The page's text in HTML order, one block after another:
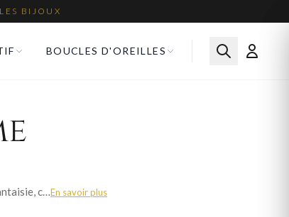
BIJOUX
BOUCLES D'OREILLES
Le saphir pare nos pendentifs femme d'un bleu royal d'une rare intensité. Solitaires, gouttes ou motifs fantaisie, chaque pendentif saphir est monté en or ou argent 925 avec précision.En savoir plus